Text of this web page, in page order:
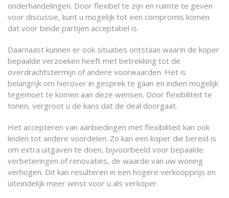
onderhandelingen. Door flexibel te zijn en ruimte te geven
voor discussie, kunt u mogelijk tot een compromis komen
dat voor beide partijen acceptabel is.
Daarnaast kunnen er ook situaties ontstaan waarin de koper
bepaalde verzoeken heeft met betrekking tot de
overdrachtstermijn of andere voorwaarden. Het is
belangrijk om hierover in gesprek te gaan en indien mogelijk
tegemoet te komen aan deze wensen. Door flexibiliteit te
tonen, vergroot u de kans dat de deal doorgaat.
Het accepteren van aanbiedingen met flexibiliteit kan ook
leiden tot andere voordelen. Zo kan een koper die bereid is
om extra uitgaven te doen, bijvoorbeeld voor bepaalde
verbeteringen of renovaties, de waarde van uw woning
verhogen. Dit kan resulteren in een hogere verkoopprijs en
uiteindelijk meer winst voor u als verkoper.